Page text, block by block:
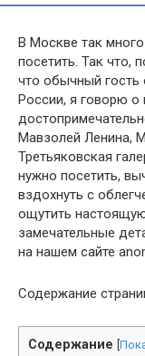
В Москве так
посетить. Так что,
что обычный
России, я говорю о
Мавзолей Ленина,
Третьяковская
нужно посетить,
вздохнуть с
ощутить
замечательные
на нашем сайте
Содержание
Содержание